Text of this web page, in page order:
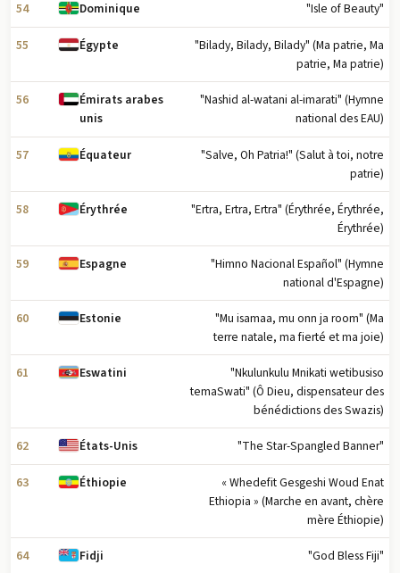
54 Dominique "Isle of Beauty"
55 Égypte
"Bilady, Bilady, Bilady" (Ma patrie, Ma
patrie, Ma patrie)
56
Émirats arabes
unis
"Nashid al-watani al-imarati" (Hymne
national des EAU)
57 Équateur
"Salve, Oh Patria!" (Salut à toi, notre
patrie)
58 Érythrée
"Ertra, Ertra, Ertra" (Érythrée, Érythrée,
Érythrée)
59 Espagne
"Himno Nacional Español" (Hymne
national d'Espagne)
60 Estonie
"Mu isamaa, mu onn ja room" (Ma
terre natale, ma fierté et ma joie)
61 Eswatini
"Nkulunkulu Mnikati wetibusiso
temaSwati" (Ô Dieu, dispensateur des
bénédictions des Swazis)
62 États-Unis "The Star-Spangled Banner"
63 Éthiopie
« Whedefit Gesgeshi Woud Enat
Ethiopia » (Marche en avant, chère
mère Éthiopie)
64 Fidji "God Bless Fiji"